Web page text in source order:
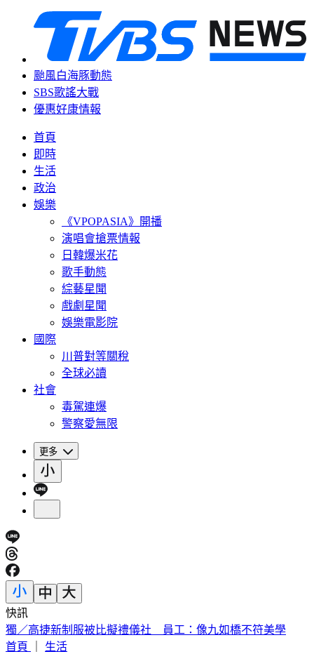
颱風白海豚動態
SBS歌謠大戰
優惠好康情報
首頁
即時
生活
政治
娛樂
《VPOPASIA》開播
演唱會搶票情報
日韓爆米花
歌手動態
綜藝星聞
戲劇星聞
娛樂電影院
國際
川普對等關稅
全球必讀
社會
毒駕連爆
警察愛無限
更多
快訊
富婆砸錢當女主「強加60場吻戲」 男星崩潰發聲：往我嘴裡
伸舌頭